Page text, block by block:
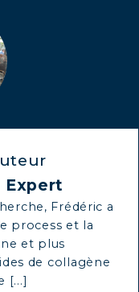
Expert
Frédéric a
process et la
et plus
de collagène
[...]